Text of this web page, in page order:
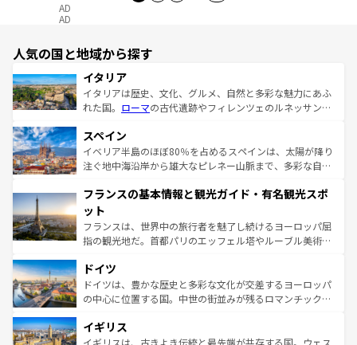
AD
AD
人気の国と地域から探す
イタリア
イタリアは歴史、文化、グルメ、自然と多彩な魅力にあふ
れた国。 ローマの古代遺跡やフィレンツェのルネッサンス
ろん、トスカーナの美しい田園風景やアマルフィ海岸の絶
景など、自然景観も見逃せない。観光の合間には、本場の
ピザやパスタなど、絶品のイタリア料理を堪能することも
ませてくれるイタリアで、忘れられない旅をしてみよう！
なお、新着のイタリア情報は
しい。
スペイン
イベリア半島のほぼ80％を占めるスペインは、太陽が降り
注ぐ地中海沿岸から雄大なピレネー山脈まで、多彩な自然
文化が根付くこの国では、情熱的なフラメンコ、熱気あふ
れる闘牛、そして美味しいタパスが生活の一部となってい
る。首都マドリードの洗練された雰囲気や、バルセロナの
アートに溢れた街角から、地方では古代ローマ遺跡や中世
せる。地方によって風土や気候が異なるスペインはその個
性で訪れる人を魅了する。 なお、新着のスペイン情報は コ
ンテンツ一覧を参照してほしい。
フランスの基本情報と観光ガイド・有名観光スポ
ット
フランスは、世界中の旅行者を魅了し続けるヨーロッパ屈
指の観光地だ。首都パリのエッフェル塔やルーブル美術館
で、幅広い魅力が詰まっている。華麗な宮殿、歴史的な大
聖堂、美しいビーチ、そして豊かな自然が、訪れる者を心
から魅了する。また、フランスは美食の国としても知ら
いる。シャンパンの発祥地であるランス、プロヴァンスの
香り高いラベンダー畑など、多彩な楽しみ方が可能だ。さ
ドイツ
ドイツは、豊かな歴史と多彩な文化が交差するヨーロッパ
の中心に位置する国。中世の街並みが残るロマンチック街
顔を持つこの国は、どこを歩いても飽きることがない。ベ
ルリンの文化的活気、バイエルン州のアルプスの絶景、そ
イギリス
イギリスは、古きよき伝統と最先端が共存する国。ウェス